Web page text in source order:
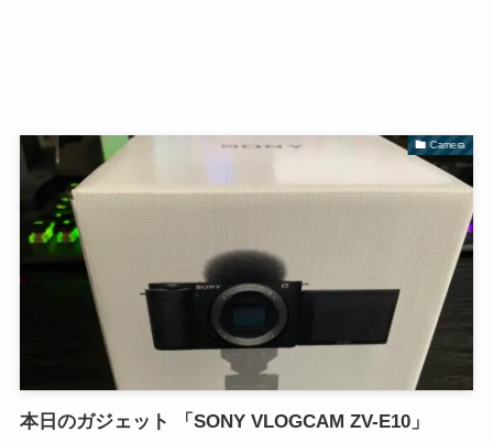
Camera
本日のガジェット 「SONY VLOGCAM ZV-E10」